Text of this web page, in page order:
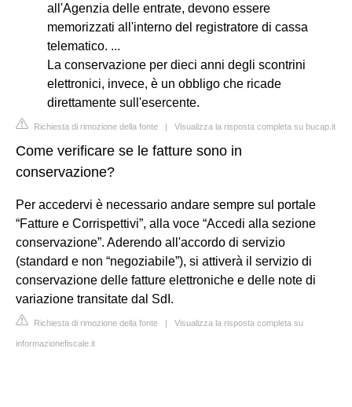
all'Agenzia delle entrate, devono essere
memorizzati all'interno del registratore di cassa
telematico. ...
La conservazione per dieci anni degli scontrini
elettronici, invece, è un obbligo che ricade
direttamente sull'esercente.
Richiesta di rimozione della fonte | Visualizza la risposta completa su bucap.it
Come verificare se le fatture sono in
conservazione?
Per accedervi è necessario andare sempre sul portale
“Fatture e Corrispettivi”, alla voce “Accedi alla sezione
conservazione”. Aderendo all'accordo di servizio
(standard e non “negoziabile”), si attiverà il servizio di
conservazione delle fatture elettroniche e delle note di
variazione transitate dal SdI.
Richiesta di rimozione della fonte | Visualizza la risposta completa su
informazionefiscale.it